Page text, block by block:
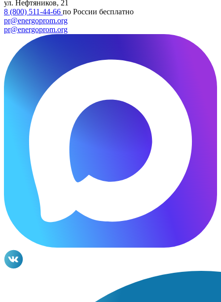
ул. Нефтяников, 21
8 (800) 511-44-66 по России бесплатно
pr@energoprom.org
pr@energoprom.org